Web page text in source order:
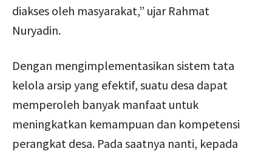
diakses oleh masyarakat,” ujar Rahmat
Nuryadin.
Dengan mengimplementasikan sistem tata
kelola arsip yang efektif, suatu desa dapat
memperoleh banyak manfaat untuk
meningkatkan kemampuan dan kompetensi
perangkat desa. Pada saatnya nanti, kepada